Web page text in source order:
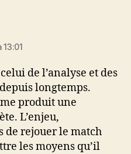
de l’analyse et des
longtemps.
produit une
L’enjeu,
de rejouer le match
les moyens qu’il